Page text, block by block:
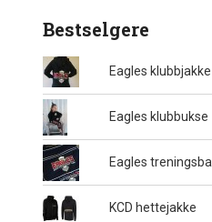
Bestselgere
Eagles klubbjakke
Eagles klubbukse
Eagles
KCD hettejakke